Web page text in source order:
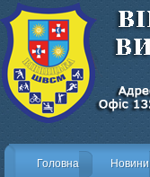
Головна Новини